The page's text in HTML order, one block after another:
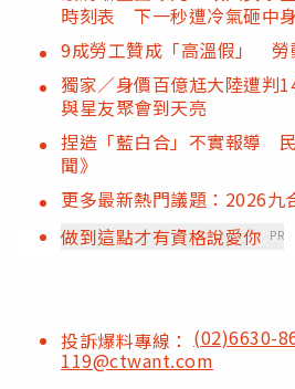
時刻表 下一秒遭冷氣砸中
9成勞工贊成「高溫假」 勞
獨家／身價百億尪大陸遭
與星友聚會到天亮
捏造「藍白合」不實報導
聞》
更多最新熱門議題：2026九
做到這點才有資格說愛你 PR
投訴爆料專線： (02)6630-
119@ctwant.com